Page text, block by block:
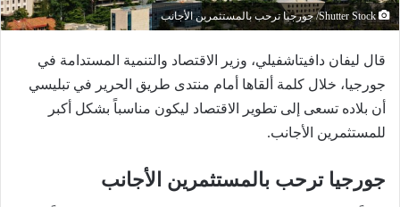
Shutter Stock/ جورجيا ترحب بالمستثمرين الأجانب
قال ليفان دافيتاشفيلي، وزير الاقتصاد والتنمية المستدامة في
جورجيا، خلال كلمة ألقاها أمام منتدى طريق الحرير في تبليسي
أن بلاده تسعى إلى تطوير الاقتصاد ليكون مناسباً بشكل أكبر
للمستثمرين الأجانب.
جورجيا ترحب بالمستثمرين الأجانب